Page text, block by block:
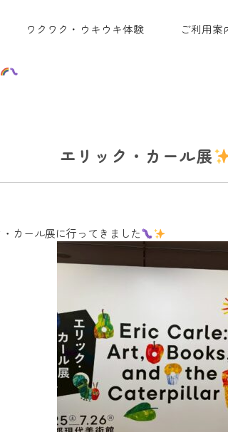
ワクワク・ウキウキ体験 ご利用案
エリック・カール展
カール展に行ってきました